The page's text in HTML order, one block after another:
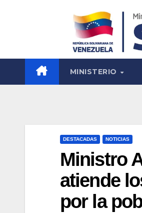
MINISTERIO
DESTACADAS NOTICIAS
Ministro
atiende
por la